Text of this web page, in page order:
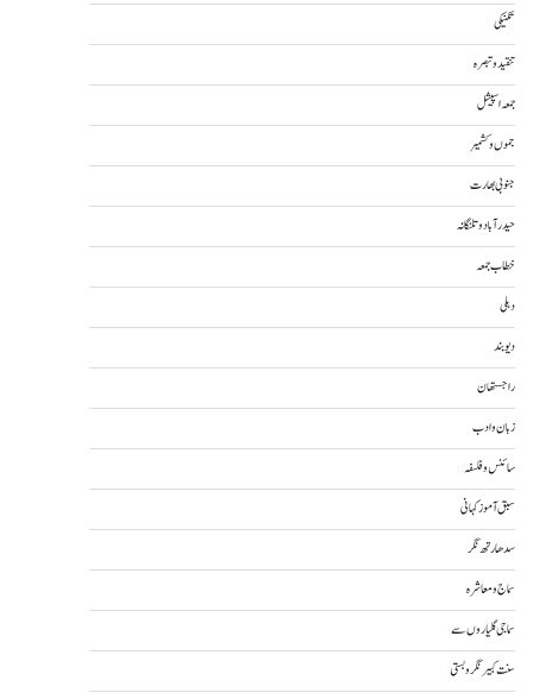
تکنیکی
تنقید و تبصرہ
جمعہ اسپیشل
جموں و کشمیر
جنوبی بھارت
حیدرآباد و تلنگانہ
خطاب جمعہ
دہلی
دیوبند
راجستھان
زبان و ادب
سائنس و فلسفہ
سبق آموز کہانی
سدھارتھ نگر
سماج و معاشرہ
سماجی گلیاروں سے
سنت کبیر نگر و بستی